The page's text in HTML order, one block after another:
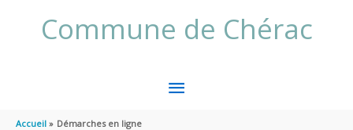
Commune de Chérac
MENU
Accueil Démarches en ligne